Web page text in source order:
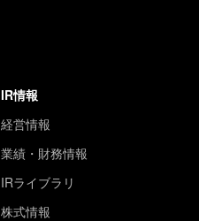
IR情報
経営情報
業績・財務情報
IRライブラリ
株式情報